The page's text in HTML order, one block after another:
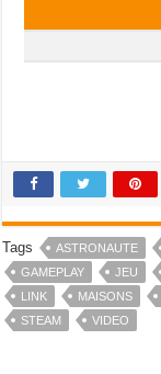
Tags ASTRONAUTE
GAMEPLAY
JEU
LINK
MAISONS
STEAM
VIDEO